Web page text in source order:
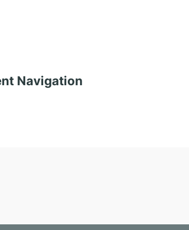
Navigation